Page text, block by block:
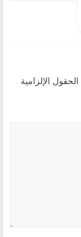
الحقول الإلزامية